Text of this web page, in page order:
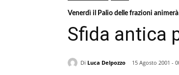
Venerdì il Palio delle frazioni
Sfida antica
Di Luca Delpozzo
15 Agosto 2001 -